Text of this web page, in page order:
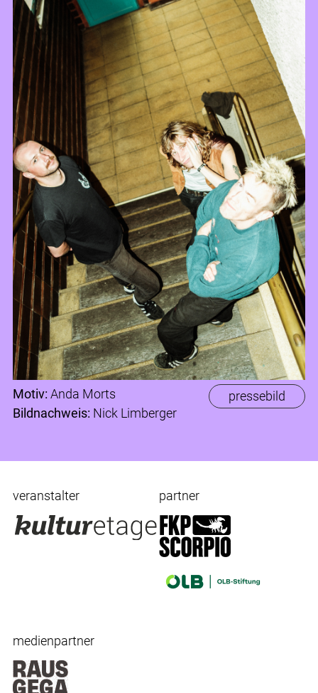
pressebild
Motiv: Anda Morts
Bildnachweis: Nick Limberger
veranstalter partner
medienpartner